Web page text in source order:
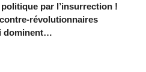
par l’insurrection !
révolutionnaires
dominent…